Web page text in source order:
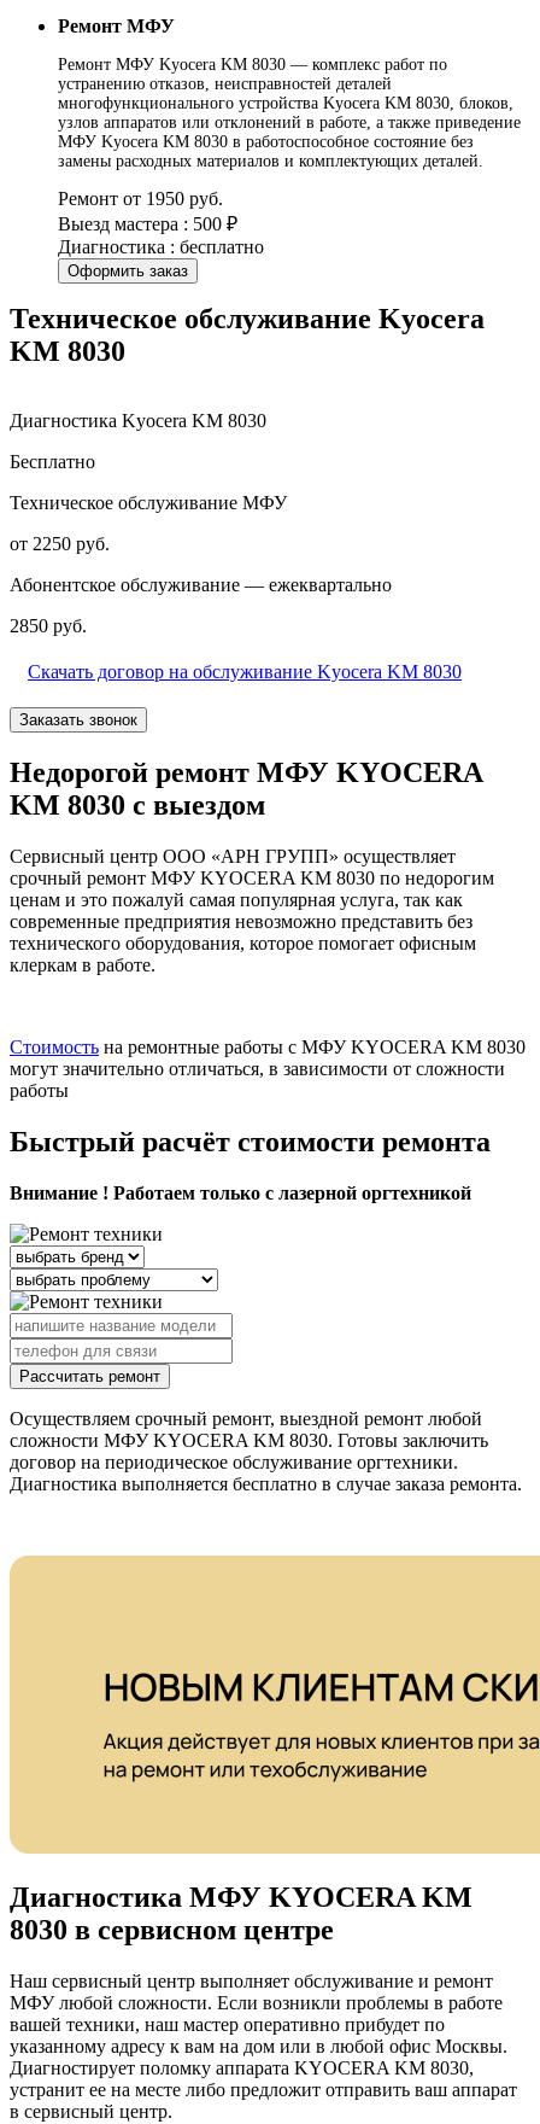
Ремонт МФУ
Ремонт МФУ Kyocera KM 8030 — комплекс работ по
устранению отказов, неисправностей деталей
многофункционального устройства Kyocera KM 8030, блоков,
узлов аппаратов или отклонений в работе, а также приведение
МФУ Kyocera KM 8030 в работоспособное состояние без
замены расходных материалов и комплектующих деталей.
Ремонт от 1950 руб.
Выезд мастера : 500 ₽
Диагностика : бесплатно
Оформить заказ
Техническое обслуживание Kyocera
KM 8030
Диагностика Kyocera KM 8030
Бесплатно
Техническое обслуживание МФУ
от 2250 руб.
Абонентское обслуживание — ежеквартально
2850 руб.
Скачать договор на обслуживание Kyocera KM 8030
Заказать звонок
Недорогой ремонт МФУ KYOCERA
KM 8030 с выездом
Сервисный центр ООО «АРН ГРУПП» осуществляет
срочный ремонт МФУ KYOCERA KM 8030 по недорогим
ценам и это пожалуй самая популярная услуга, так как
современные предприятия невозможно представить без
технического оборудования, которое помогает офисным
клеркам в работе.
Стоимость на ремонтные работы с МФУ KYOCERA KM 8030
могут значительно отличаться, в зависимости от сложности
работы
Быстрый расчёт стоимости ремонта
Внимание ! Работаем только с лазерной оргтехникой
Рассчитать ремонт
Осуществляем срочный ремонт, выездной ремонт любой
сложности МФУ KYOCERA KM 8030. Готовы заключить
договор на периодическое обслуживание оргтехники.
Диагностика выполняется бесплатно в случае заказа ремонта.
Диагностика МФУ KYOCERA KM
8030 в сервисном центре
Наш сервисный центр выполняет обслуживание и ремонт
МФУ любой сложности. Если возникли проблемы в работе
вашей техники, наш мастер оперативно прибудет по
указанному адресу к вам на дом или в любой офис Москвы.
Диагностирует поломку аппарата KYOCERA KM 8030,
устранит ее на месте либо предложит отправить ваш аппарат
в сервисный центр.